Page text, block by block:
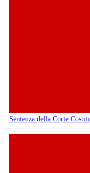
Sentenza della Corte